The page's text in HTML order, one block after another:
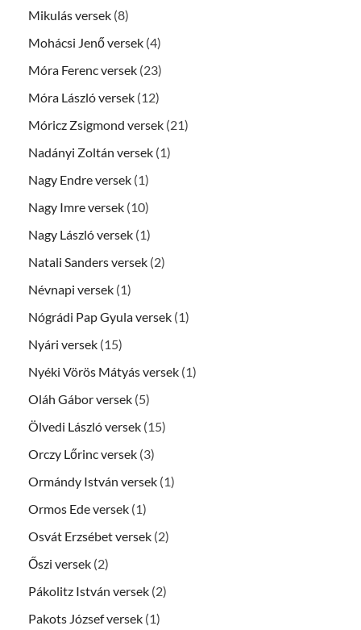
Mikulás versek (8)
Mohácsi Jenő versek (4)
Móra Ferenc versek (23)
Móra László versek (12)
Móricz Zsigmond versek (21)
Nadányi Zoltán versek (1)
Nagy Endre versek (1)
Nagy Imre versek (10)
Nagy László versek (1)
Natali Sanders versek (2)
Névnapi versek (1)
Nógrádi Pap Gyula versek (1)
Nyári versek (15)
Nyéki Vörös Mátyás versek (1)
Oláh Gábor versek (5)
Ölvedi László versek (15)
Orczy Lőrinc versek (3)
Ormándy István versek (1)
Ormos Ede versek (1)
Osvát Erzsébet versek (2)
Őszi versek (2)
Pákolitz István versek (2)
Pakots József versek (1)